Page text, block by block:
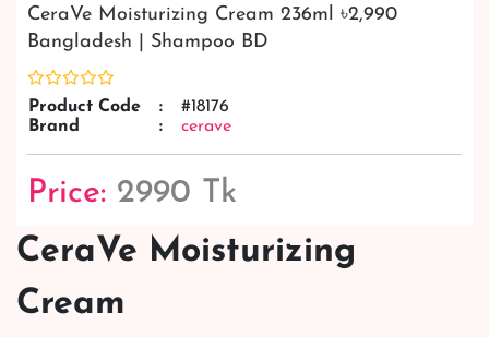
CeraVe Moisturizing Cream 236ml ৳2,990
Bangladesh | Shampoo BD
Product Code :
#18176
Brand
: cerave
Price: 2990 Tk
CeraVe Moisturizing
Cream